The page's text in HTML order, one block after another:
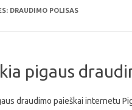
DRAUDIMO POLISAS
pigaus
draudimo paieškai internetu